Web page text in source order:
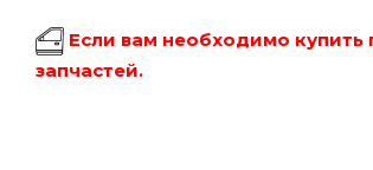
Если вам необходимо
запчастей.